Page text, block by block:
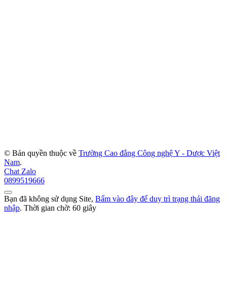
© Bản quyền thuộc về Trường Cao đẳng Công nghệ Y - Dược Việt
Nam.
Chat Zalo
0899519666
Bạn đã không sử dụng Site, Bấm vào đây để duy trì trạng thái đăng
nhập. Thời gian chờ: 60 giây